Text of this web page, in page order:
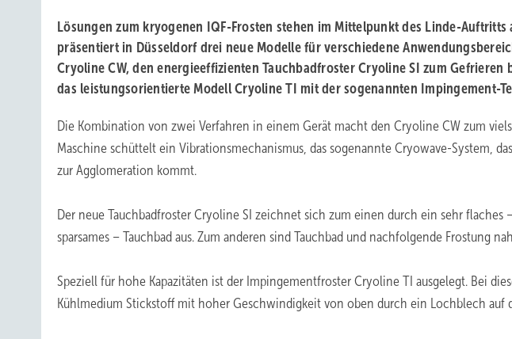
Lösungen zum kryogenen IQF-Frosten stehen im Mittelpunkt des Linde-
präsentiert in Düsseldorf drei neue Modelle für verschiedene
Cryoline CW, den energieeffizienten Tauchbadfroster Cryoline SI zum
das leistungsorientierte Modell Cryoline TI mit der sogenannten Impingement-
Die Kombination von zwei Verfahren in einem Gerät macht den Cryoline CW zum
Maschine schüttelt ein Vibrationsmechanismus, das sogenannte Cryowave-System,
zur Agglomeration kommt.
Der neue Tauchbadfroster Cryoline SI zeichnet sich zum einen durch ein sehr flaches
sparsames – Tauchbad aus. Zum anderen sind Tauchbad und nachfolgende Frostung
Speziell für hohe Kapazitäten ist der Impingementfroster Cryoline TI ausgelegt. Bei
Kühlmedium Stickstoff mit hoher Geschwindigkeit von oben durch ein Lochblech auf